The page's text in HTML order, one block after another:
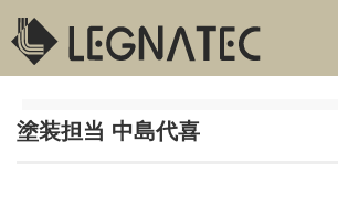
塗装担当 中島代喜